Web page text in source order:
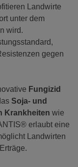
Landwirte
unter dem
wird.
gegen
Fungizid
Soja- und
Krankheiten wie
erlaubt eine
Landwirten